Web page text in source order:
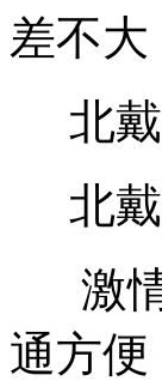
差不
北戴
北戴
激情
通方便